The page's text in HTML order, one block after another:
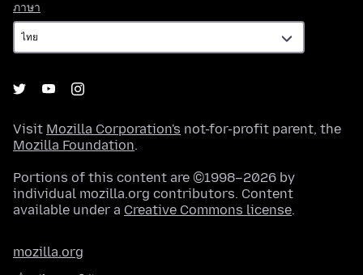
ภาษา
Visit Mozilla Corporation's not-for-profit parent, the
Mozilla Foundation.
Portions of this content are ©1998–2026 by
individual mozilla.org contributors. Content
available under a Creative Commons license.
mozilla.org